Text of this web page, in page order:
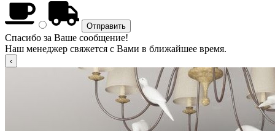
Спасибо за Ваше сообщение!
Наш менеджер свяжется с Вами в ближайшее время.